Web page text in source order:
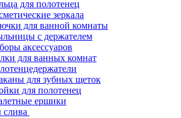
для полотенец
зеркала
для ванной комнаты
с держателем
аксессуаров
для ванных комнат
для зубных щеток
для полотенец
ершики